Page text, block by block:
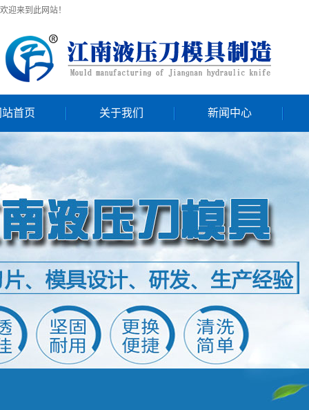
欢迎来到此网站！
首页 关于我们 新闻中心